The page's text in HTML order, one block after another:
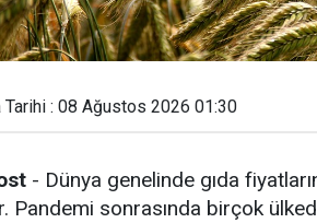
Tarihi : 08 Ağustos 2026 01:30
- Dünya genelinde gıda
Pandemi sonrasında birçok